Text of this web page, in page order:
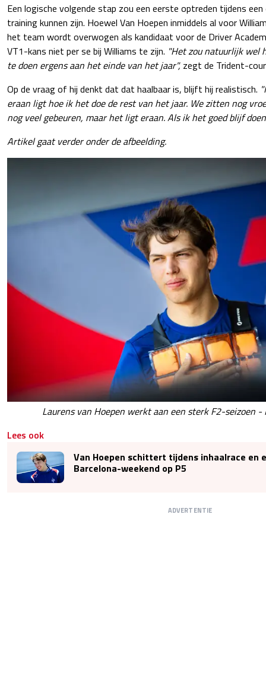
Een logische volgende stap zou een eerste optreden tijdens
training kunnen zijn. Hoewel Van Hoepen inmiddels al voor
het team wordt overwogen als kandidaat voor de Driver
VT1-kans niet per se bij Williams te zijn. "Het zou natuurlijk wel
te doen ergens aan het einde van het jaar", zegt de Trident-
Op de vraag of hij denkt dat dat haalbaar is, blijft hij realistisch.
eraan ligt hoe ik het doe de rest van het jaar. We zitten nog
nog veel gebeuren, maar het ligt eraan. Als ik het goed blijf
Artikel gaat verder onder de afbeelding.
Laurens van Hoepen werkt aan een sterk F2-seizoen -
Lees ook
Van Hoepen schittert tijdens inhaalrace en
Barcelona-weekend op P5
ADVERTENTIE